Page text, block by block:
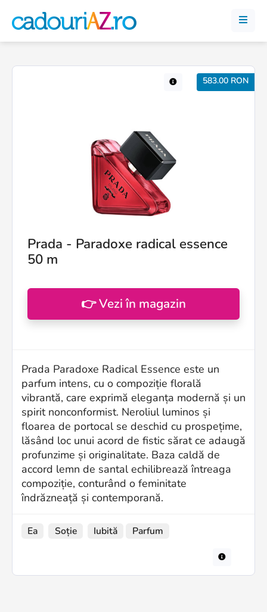
583.00 RON
Prada - Paradoxe radical essence
50 m
👉 Vezi în magazin
Prada Paradoxe Radical Essence este un
parfum intens, cu o compoziție florală
vibrantă, care exprimă eleganța modernă și un
spirit nonconformist. Neroliul luminos și
floarea de portocal se deschid cu prospețime,
lăsând loc unui acord de fistic sărat ce adaugă
profunzime și originalitate. Baza caldă de
accord lemn de santal echilibrează întreaga
compoziție, conturând o feminitate
îndrăzneață și contemporană.
Ea Soție Iubită Parfum